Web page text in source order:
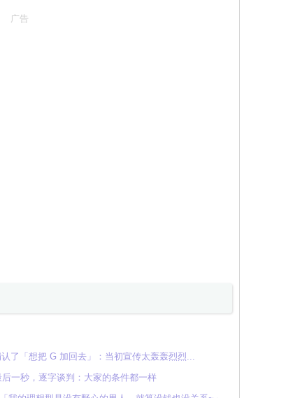
广告
了「想把 G 加回去」：当初宣传太轰轰烈烈...
一秒，逐字谈判：大家的条件都一样